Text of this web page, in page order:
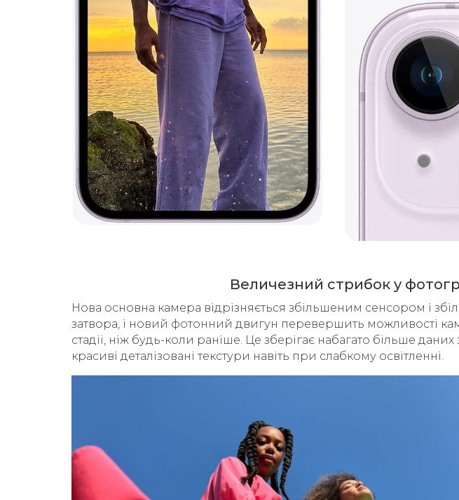
Величезний стрибок у
Нова основна камера відрізняється збільшеним сенсором і
затвора, і новий фотонний двигун перевершить можливості
стадії, ніж будь-коли раніше. Це зберігає набагато більше
красиві деталізовані текстури навіть при слабкому освітленні.